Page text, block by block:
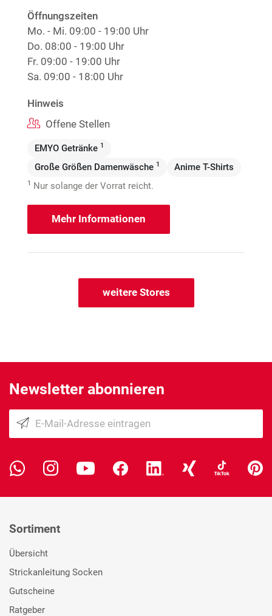
Öffnungszeiten
Mo. - Mi. 09:00 - 19:00 Uhr
Do. 08:00 - 19:00 Uhr
Fr. 09:00 - 19:00 Uhr
Sa. 09:00 - 18:00 Uhr
Hinweis
Offene Stellen
EMYO Getränke 1
Große Größen Damenwäsche 1 Anime T-Shirts
1 Nur solange der Vorrat reicht.
Mehr Informationen
weitere Stores
Newsletter abonnieren
Sortiment
Übersicht
Strickanleitung Socken
Gutscheine
Ratgeber